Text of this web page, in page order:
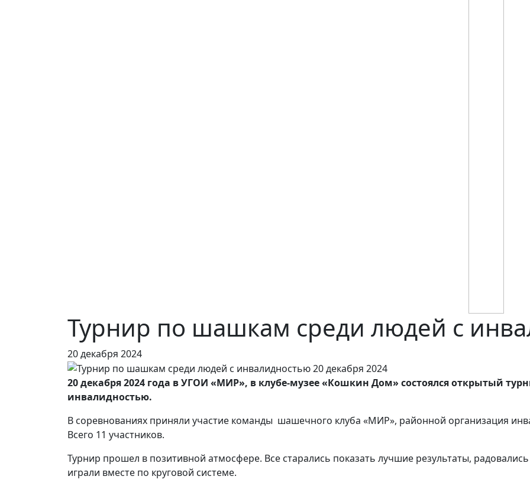
Турнир по шашкам среди людей с
20 декабря 2024
20 декабря 2024 года в УГОИ «МИР», в клубе-музее «Кошкин Дом» состоялся открытый
инвалидностью.
В соревнованиях приняли участие команды шашечного клуба «МИР», районной организация
Всего 11 участников.
Турнир прошел в позитивной атмосфере. Все старались показать лучшие результаты,
играли вместе по круговой системе.